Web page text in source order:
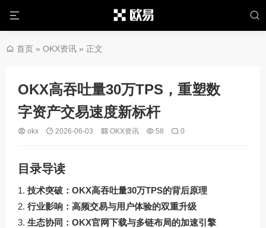
首页 » OKX资讯 » 正文
OKX高吞吐量30万TPS，重塑数
字资产交易速度新标杆
okx 2026-06-03 OKX资讯 58 0
目录导读
技术突破：OKX高吞吐量30万TPS的背后原理
行业影响：高频交易与用户体验的双重升级
生态协同：OKX官网下载与多链布局的加速引擎